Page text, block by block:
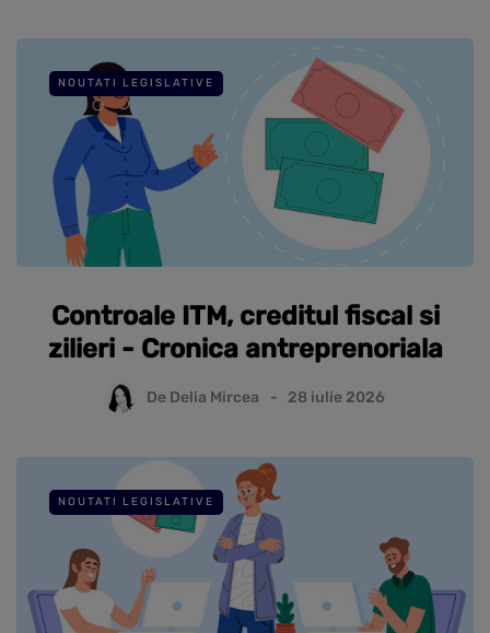
NOUTATI LEGISLATIVE
Controale ITM, creditul fiscal si
zilieri - Cronica antreprenoriala
De Delia Mircea 28 iulie 2026
NOUTATI LEGISLATIVE